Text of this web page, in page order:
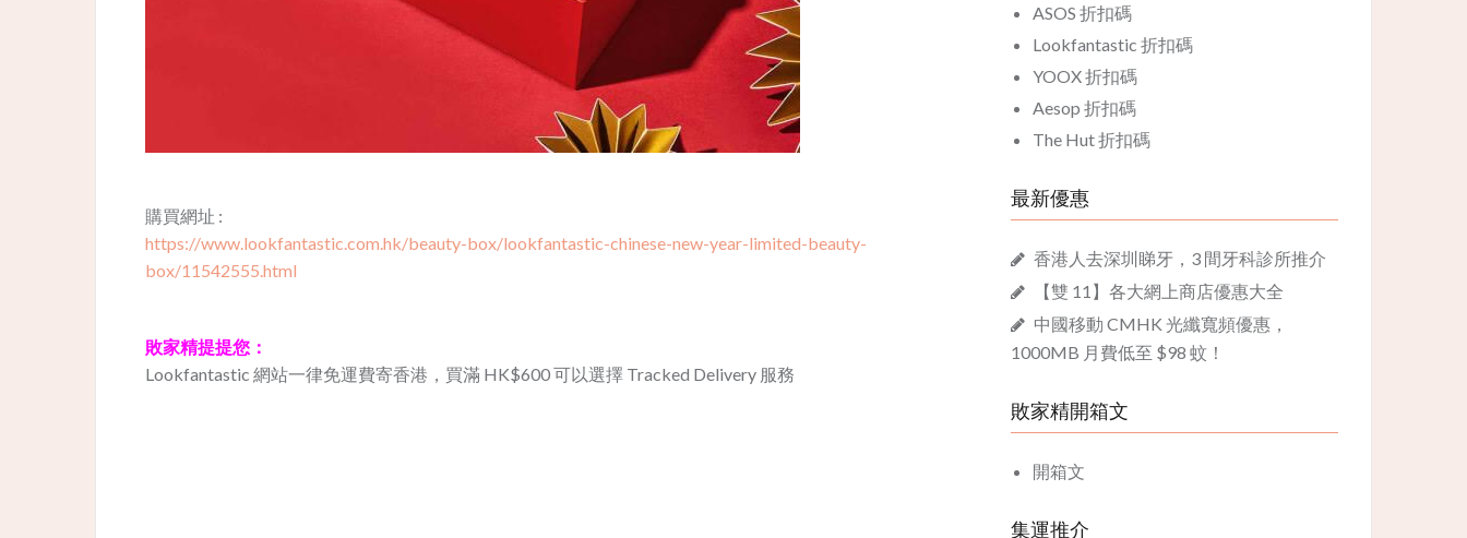
購買網址 :
https://www.lookfantastic.com.hk/beauty-box/lookfantastic-chinese-new-year-limited-beauty-
box/11542555.html
敗家精提提您：
Lookfantastic 網站一律免運費寄香港，買滿 HK$600 可以選擇 Tracked Delivery 服務
ASOS 折扣碼
Lookfantastic 折扣碼
YOOX 折扣碼
Aesop 折扣碼
The Hut 折扣碼
最新優惠
香港人去深圳睇牙，3 間牙科診所推介
【雙 11】各大網上商店優惠大全
中國移動 CMHK 光纖寬頻優惠，
1000MB 月費低至 $98 蚊！
敗家精開箱文
開箱文
集運推介